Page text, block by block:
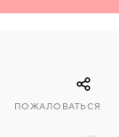
ПОЖАЛОВАТЬСЯ